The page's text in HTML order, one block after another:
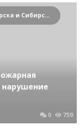
Криминальные новости Новосибирска и Сибирского региона
нарушение
0 759